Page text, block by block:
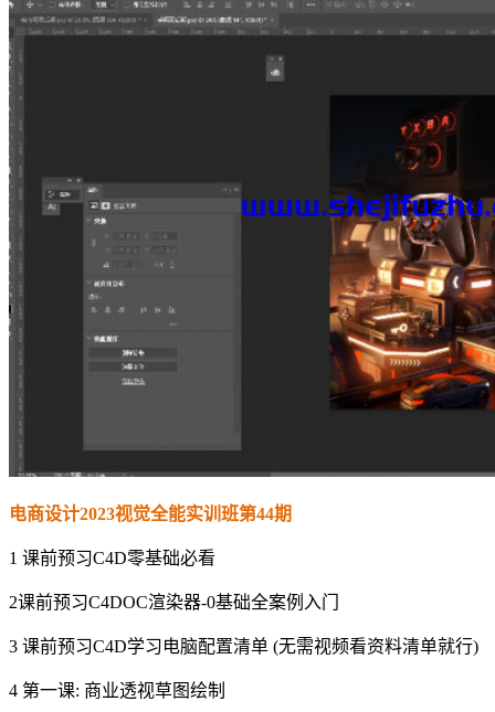
电商设计2023视觉全能实训班第44期
1 课前预习C4D零基础必看
2课前预习C4DOC渲染器-0基础全案例入门
3 课前预习C4D学习电脑配置清单 (无需视频看资料清单就行)
4 第一课: 商业透视草图绘制